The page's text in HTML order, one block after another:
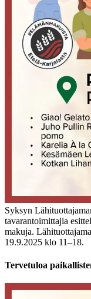
Syksyn
tavarantoimittajia
makuja.
19.9.2025 klo 11–18.
Tervetuloa